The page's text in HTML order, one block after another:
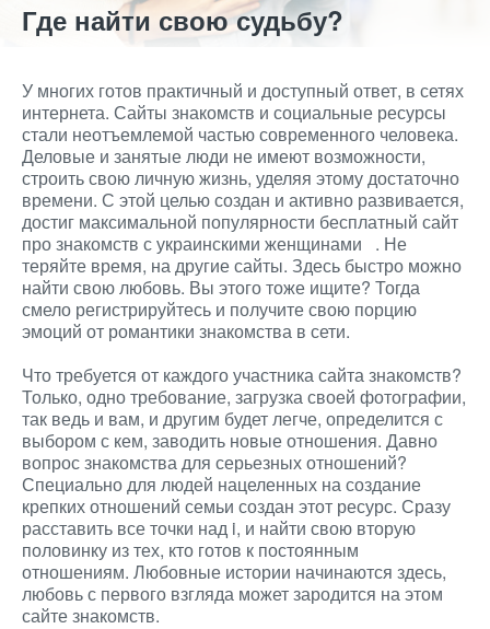
Где найти свою судьбу?
У многих готов практичный и доступный ответ, в сетях
интернета. Сайты знакомств и социальные ресурсы
стали неотъемлемой частью современного человека.
Деловые и занятые люди не имеют возможности,
строить свою личную жизнь, уделяя этому достаточно
времени. С этой целью создан и активно развивается,
достиг максимальной популярности бесплатный сайт
про знакомств с украинскими женщинами
. Не
теряйте время, на другие сайты. Здесь быстро можно
найти свою любовь. Вы этого тоже ищите? Тогда
смело регистрируйтесь и получите свою порцию
эмоций от романтики знакомства в сети.
Что требуется от каждого участника сайта знакомств?
Только, одно требование, загрузка своей фотографии,
так ведь и вам, и другим будет легче, определится с
выбором с кем, заводить новые отношения. Давно
вопрос знакомства для серьезных отношений?
Специально для людей нацеленных на создание
крепких отношений семьи создан этот ресурс. Сразу
расставить все точки над i, и найти свою вторую
половинку из тех, кто готов к постоянным
отношениям. Любовные истории начинаются здесь,
любовь с первого взгляда может зародится на этом
сайте знакомств.